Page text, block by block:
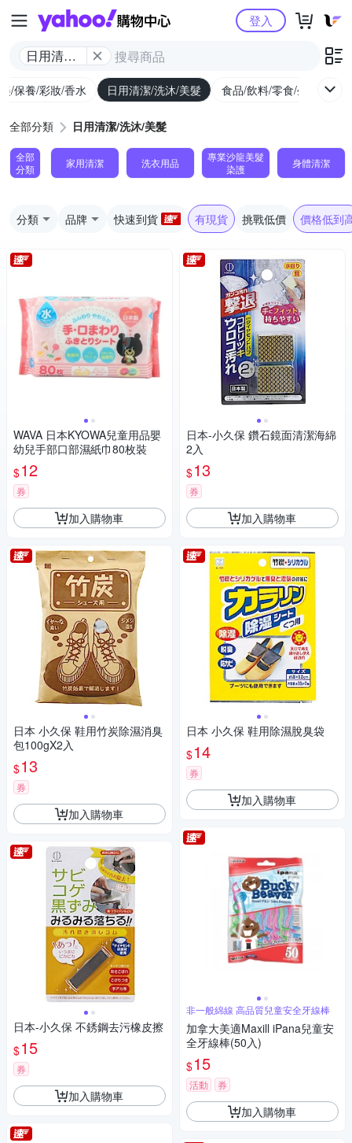
Yahoo購物中心
日用清潔/
登入
/保養/彩妝/香水 日用清潔/洗沐/美髮 食品/飲料/零食/生鮮
全部分類 日用清潔/洗沐/美髮
全部
分類
家用清潔 洗衣用品
專業沙龍美髮
染護
身體清潔
分類 品牌 快速到貨 有現貨 挑戰低價 價格低到
WAVA 日本KYOWA兒童用品嬰
幼兒手部口部濕紙巾80枚裝
$12
券
加入購物車
日本 小久保 鞋用竹炭除濕消臭
包100gX2入
$13
券
加入購物車
日本-小久保 不銹鋼去污橡皮擦
$15
券
加入購物車
日本-小久保 鑽石鏡面清潔海綿
2入
$13
券
加入購物車
日本 小久保 鞋用除濕脫臭袋
$14
券
加入購物車
非一般綿線 高品質兒童安全牙線棒
加拿大美適Maxill iPana兒童安
全牙線棒(50入)
$15
活動 券
加入購物車